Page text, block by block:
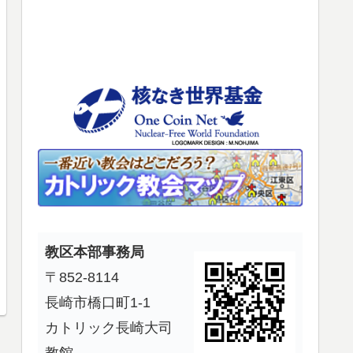
く
さ
い。
教区本部事務局
〒852-8114
長崎市橋口町1-1
カトリック長崎大司